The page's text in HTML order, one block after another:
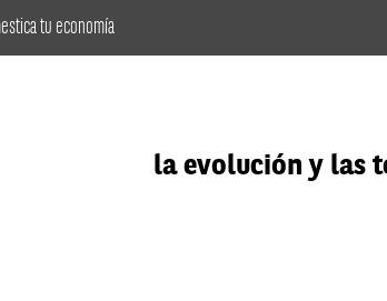
tu economía
la evolución y las